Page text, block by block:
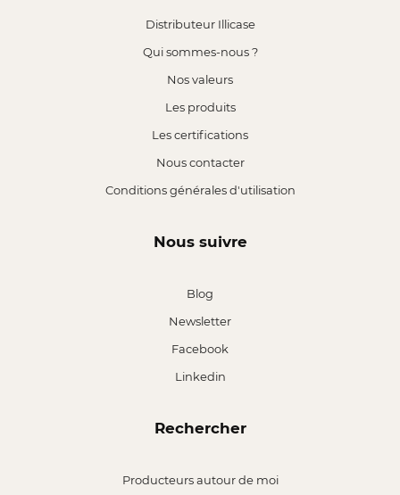
Distributeur Illicase
Qui sommes-nous ?
Nos valeurs
Les produits
Les certifications
Nous contacter
Conditions générales d'utilisation
Nous suivre
Blog
Newsletter
Facebook
Linkedin
Rechercher
Producteurs autour de moi